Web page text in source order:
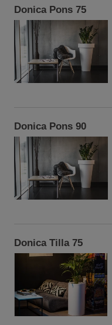
Donica Pons 75
Donica Pons 90
Donica Tilla 75